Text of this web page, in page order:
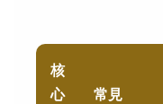
核
心
常見